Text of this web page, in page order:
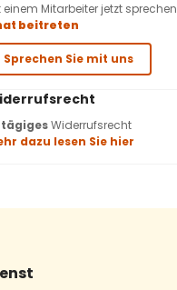
einem Mitarbeiter jetzt sprechen
beitreten
Sprechen Sie mit uns
tägigesWiderrufsrecht
dazu lesen Sie hier